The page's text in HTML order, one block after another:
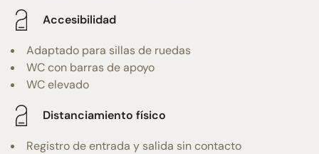
Accesibilidad
Adaptado para sillas de ruedas
WC con barras de apoyo
WC elevado
Distanciamiento físico
Registro de entrada y salida sin contacto